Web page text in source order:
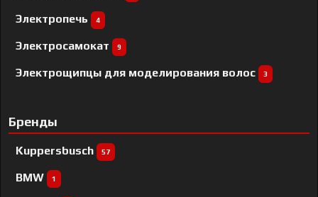
Электропечь 4
Электросамокат 9
Электрощипцы для моделирования волос 3
Бренды
Kuppersbusch 57
BMW 1